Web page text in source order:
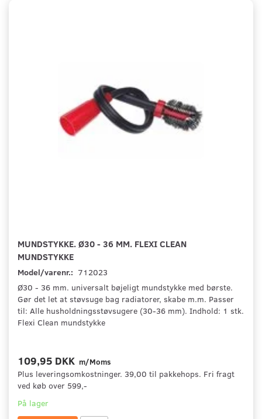
MUNDSTYKKE. Ø30 - 36 MM. FLEXI CLEAN
MUNDSTYKKE
Model/varenr.: 712023
Ø30 - 36 mm. universalt bøjeligt mundstykke med børste.
Gør det let at støvsuge bag radiatorer, skabe m.m. Passer
til: Alle husholdningsstøvsugere (30-36 mm). Indhold: 1 stk.
Flexi Clean mundstykke
109,95 DKK m/Moms
Plus leveringsomkostninger. 39,00 til pakkehops. Fri fragt
ved køb over 599,-
På lager